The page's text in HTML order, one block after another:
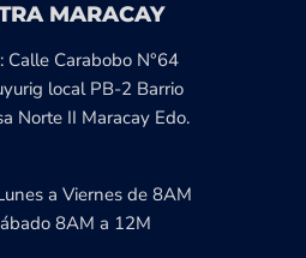
MARACAY
: Calle Carabobo N°64
local PB-2 Barrio
Norte II Maracay Edo.
a Viernes de 8AM
8AM a 12M